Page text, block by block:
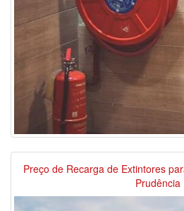
Preço de Recarga de Extintores
Prudência